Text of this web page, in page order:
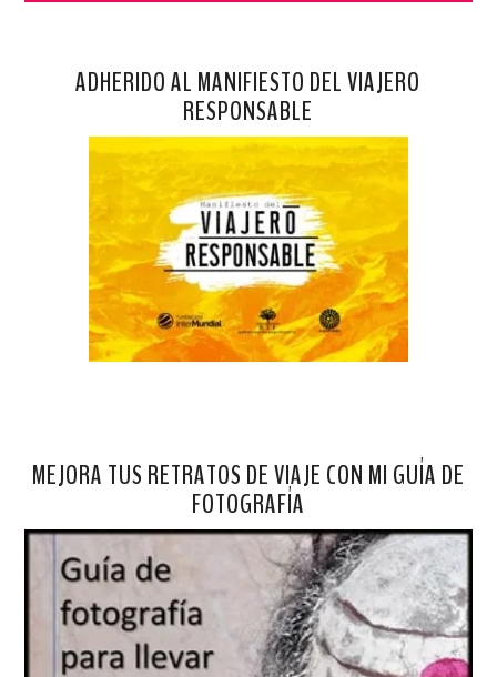
ADHERIDO AL MANIFIESTO DEL VIAJERO
RESPONSABLE
MEJORA TUS RETRATOS DE VIAJE CON MI GUÍA DE
FOTOGRAFÍA